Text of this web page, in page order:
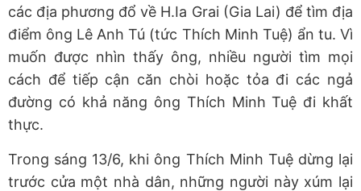
các địa phương đổ về H.Ia Grai (Gia Lai) để tìm địa
điểm ông Lê Anh Tú (tức Thích Minh Tuệ) ẩn tu. Vì
muốn được nhìn thấy ông, nhiều người tìm mọi
cách để tiếp cận căn chòi hoặc tỏa đi các ngả
đường có khả năng ông Thích Minh Tuệ đi khất
thực.
Trong sáng 13/6, khi ông Thích Minh Tuệ dừng lại
trước cửa một nhà dân, những người này xúm lại